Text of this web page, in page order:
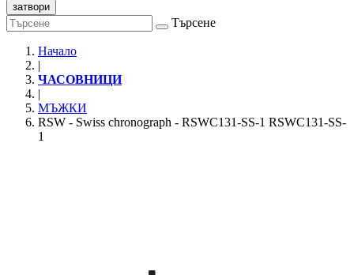
затвори
Търсене
Начало
|
ЧАСОВНИЦИ
|
МЪЖКИ
RSW - Swiss chronograph - RSWC131-SS-1 RSWC131-SS-
1